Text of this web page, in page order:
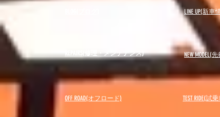
LINE UP(新車
REPAIRS(修理・メンテナンス) NEW MODEL(先
OFF ROAD(オフロード) ​TEST RIDE(試